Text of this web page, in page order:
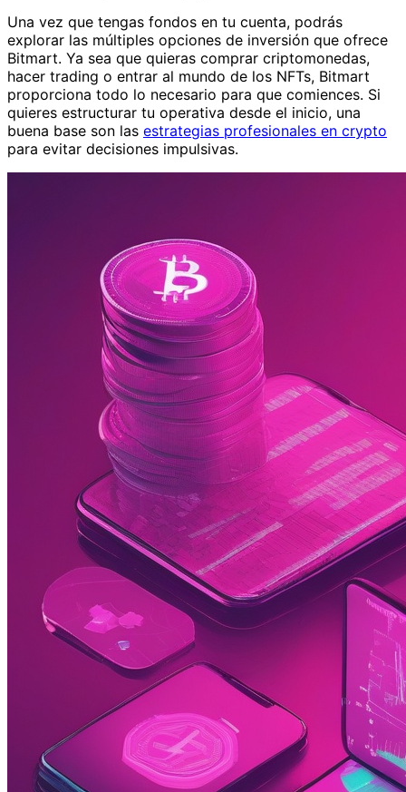
Una vez que tengas fondos en tu cuenta, podrás
explorar las múltiples opciones de inversión que ofrece
Bitmart. Ya sea que quieras comprar criptomonedas,
hacer trading o entrar al mundo de los NFTs, Bitmart
proporciona todo lo necesario para que comiences. Si
quieres estructurar tu operativa desde el inicio, una
buena base son las estrategias profesionales en crypto
para evitar decisiones impulsivas.